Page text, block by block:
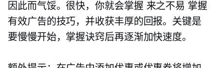
因此而气馁。很快，你就会掌握 来之不易 掌握
有效广告的技巧，并收获丰厚的回报。关键是
要慢慢开始，掌握诀窍后再逐渐加快速度。